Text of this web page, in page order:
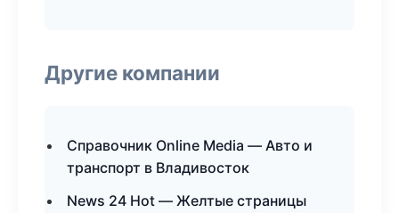
Другие компании
Справочник Online Media — Авто и
транспорт в Владивосток
News 24 Hot — Желтые страницы